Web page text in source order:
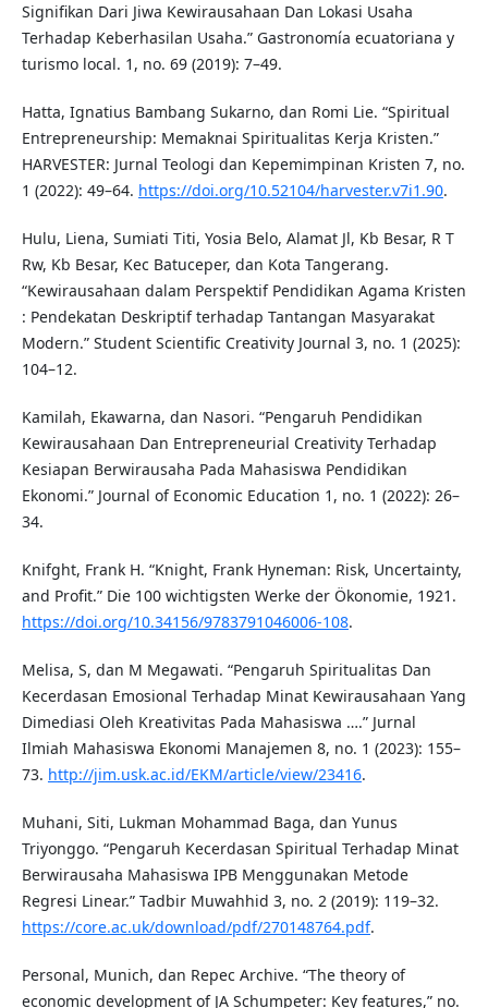
Signifikan Dari Jiwa Kewirausahaan Dan Lokasi Usaha
Terhadap Keberhasilan Usaha.” Gastronomía ecuatoriana y
turismo local. 1, no. 69 (2019): 7–49.
Hatta, Ignatius Bambang Sukarno, dan Romi Lie. “Spiritual
Entrepreneurship: Memaknai Spiritualitas Kerja Kristen.”
HARVESTER: Jurnal Teologi dan Kepemimpinan Kristen 7, no.
1 (2022): 49–64. https://doi.org/10.52104/harvester.v7i1.90.
Hulu, Liena, Sumiati Titi, Yosia Belo, Alamat Jl, Kb Besar, R T
Rw, Kb Besar, Kec Batuceper, dan Kota Tangerang.
“Kewirausahaan dalam Perspektif Pendidikan Agama Kristen
: Pendekatan Deskriptif terhadap Tantangan Masyarakat
Modern.” Student Scientific Creativity Journal 3, no. 1 (2025):
104–12.
Kamilah, Ekawarna, dan Nasori. “Pengaruh Pendidikan
Kewirausahaan Dan Entrepreneurial Creativity Terhadap
Kesiapan Berwirausaha Pada Mahasiswa Pendidikan
Ekonomi.” Journal of Economic Education 1, no. 1 (2022): 26–
34.
Knifght, Frank H. “Knight, Frank Hyneman: Risk, Uncertainty,
and Profit.” Die 100 wichtigsten Werke der Ökonomie, 1921.
https://doi.org/10.34156/9783791046006-108.
Melisa, S, dan M Megawati. “Pengaruh Spiritualitas Dan
Kecerdasan Emosional Terhadap Minat Kewirausahaan Yang
Dimediasi Oleh Kreativitas Pada Mahasiswa ….” Jurnal
Ilmiah Mahasiswa Ekonomi Manajemen 8, no. 1 (2023): 155–
73. http://jim.usk.ac.id/EKM/article/view/23416.
Muhani, Siti, Lukman Mohammad Baga, dan Yunus
Triyonggo. “Pengaruh Kecerdasan Spiritual Terhadap Minat
Berwirausaha Mahasiswa IPB Menggunakan Metode
Regresi Linear.” Tadbir Muwahhid 3, no. 2 (2019): 119–32.
https://core.ac.uk/download/pdf/270148764.pdf.
Personal, Munich, dan Repec Archive. “The theory of
economic development of JA Schumpeter: Key features,” no.